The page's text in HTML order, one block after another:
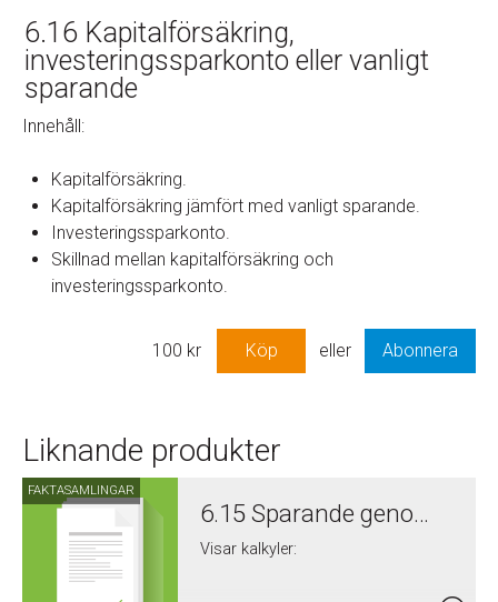
6.16 Kapitalförsäkring,
investeringssparkonto eller vanligt
sparande
Innehåll:
Kapitalförsäkring.
Kapitalförsäkring jämfört med vanligt sparande.
Investeringssparkonto.
Skillnad mellan kapitalförsäkring och
investeringssparkonto.
100 kr Köp eller Abonnera
Liknande produkter
FAKTASAMLINGAR
6.15 Sparande genom extra tjänstepensionsförsäkring, sparande i aktiebolag eller privat
Visar kalkyler: